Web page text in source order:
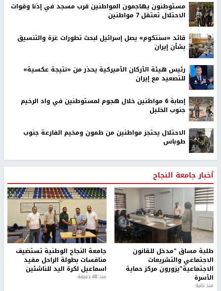
مستوطنون يهاجمون المواطنين قرب مسجد في إذنا وقوات
الاحتلال تعتقل 7 مواطنين
قائد «سنتكوم» يصل إسرائيل لبحث تطورات غزة والتنسيق
بشأن إيران
رئيس هيئة الأركان الأميركية يحذر من «نتيجة عكسية»
للتصعيد مع إيران
إصابة 6 مواطنين خلال هجوم لمستوطنين في واد الرخيم
جنوب الخليل
الاحتلال يحتجز مواطنين من طمون ومخيم الفارعة جنوب
طوباس
أخبار جامعة النجاح
طلبة مساق "مدخل للقانون
الاجتماعي والتشريعات
الاجتماعية"يزورون مركز حماية
الأسرة
منذ ثانية
جامعة النجاح الوطنية تستضيف
منافسات بطولة الراحل مفيد
اسماعيل لكرة اليد للناشئين
منذ 48 دقيقة